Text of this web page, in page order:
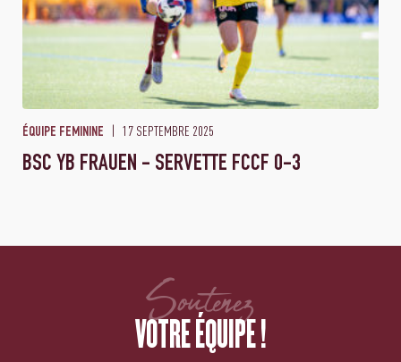
ÉQUIPE FEMININE 17 SEPTEMBRE 2025
BSC YB FRAUEN - SERVETTE FCCF 0-3
Soutenez
VOTRE ÉQUIPE !